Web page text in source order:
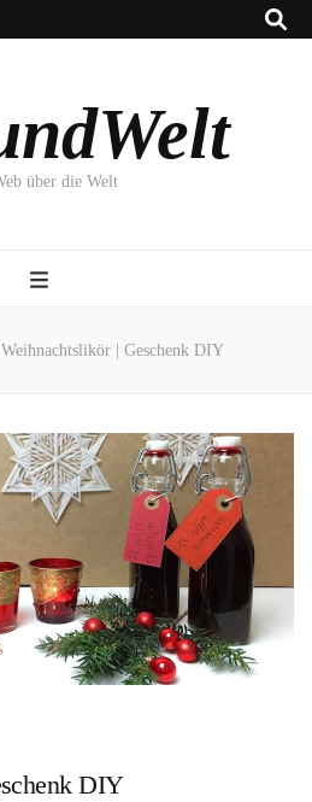
über die Welt
Weihnachtslikör | Geschenk DIY
DIY